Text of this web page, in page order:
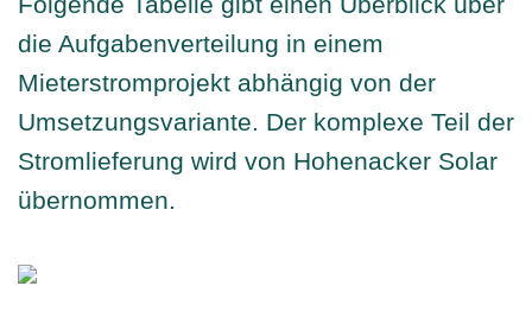
die Aufgabenverteilung in einem
Mieterstromprojekt abhängig von der
Umsetzungsvariante. Der komplexe Teil der
Stromlieferung wird von Hohenacker Solar
übernommen.